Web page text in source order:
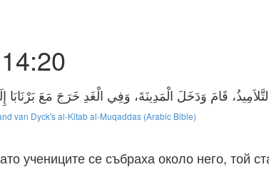
van Dyck's al-Kitab al-Muqaddas (Arabic Bible)
учениците се събраха около него, той